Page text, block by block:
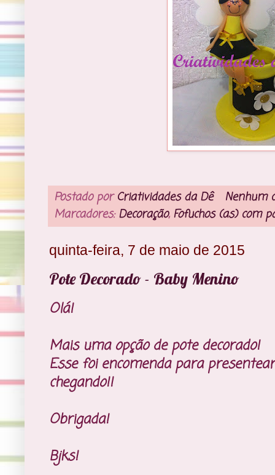
Postado porCriatividades da Dê
Nenhum
Marcadores:Decoração, Fofuchos (as) com
quinta-feira, 7 de maio de 2015
Pote Decorado - Baby Menino
Olá!
Mais uma opção de pote decorado!
Esse foi encomenda para
chegando!!
Obrigada!
Bjks!